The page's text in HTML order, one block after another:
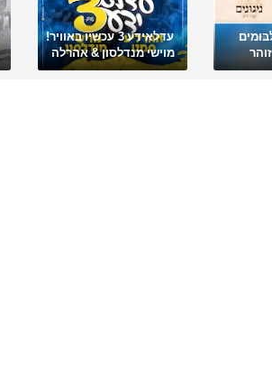
עדלאידע 3 עכשיו באוויר!
מוישי מנדלסון & אהרלה
סאמעט באלבום פורימי